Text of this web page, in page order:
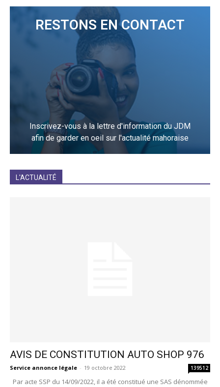
RESTONS EN CONTACT
Inscrivez-vous à la lettre d'information du JDM
afin de garder en oeil sur l'actualité mahoraise
L'ACTUALITÉ
AVIS DE CONSTITUTION AUTO SHOP 976
Service annonce légale - 19 octobre 2022 139512
Par acte SSP du 14/09/2022, il a été constitué une SAS dénommée